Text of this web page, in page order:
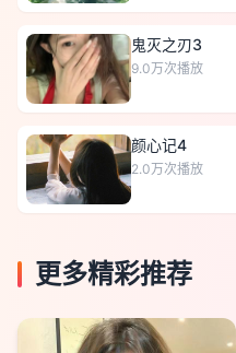
鬼灭之刃3
9.0万次播放
颜心记4
2.0万次播放
更多精彩推荐